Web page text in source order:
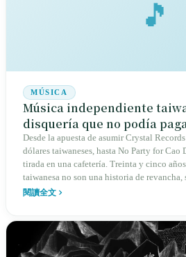
🎵
MÚSICA
Música independiente
disquería que no podía
abrió los oídos a una isla
Desde la apuesta de asumir Crystal
dólares taiwaneses, hasta No Party for Cao
tirada en una cafetería. Treinta y cinco
taiwanesa no son una historia de revancha,
un grupo de personas que insistió en hacer
閱讀全文